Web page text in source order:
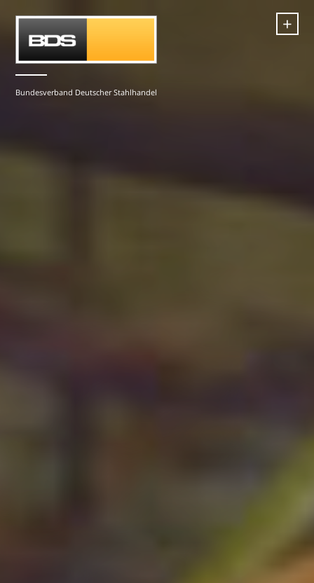
+
Bundesverband Deutscher Stahlhandel